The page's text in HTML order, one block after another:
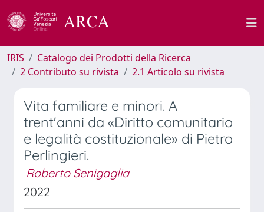
IRIS
Catalogo dei Prodotti della Ricerca
2 Contributo su rivista
2.1 Articolo su rivista
Vita familiare e minori. A
trent'anni da «Diritto comunitario
e legalità costituzionale» di Pietro
Perlingieri.
Roberto Senigaglia
2022